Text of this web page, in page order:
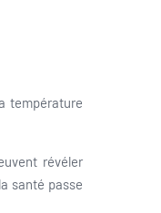
température
révéler
santé passe